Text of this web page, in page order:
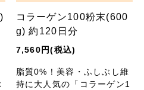
コラーゲン100粉末(600
g) 約120日分
7,560円(税込)
脂質0%！美容・ふしぶし維
持に大人気の「コラーゲン1